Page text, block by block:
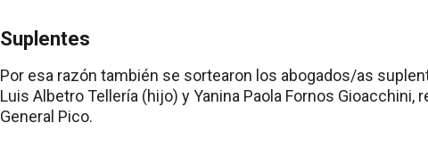
Suplentes
Por esa razón también se sortearon los abogados/as
Luis Albetro Tellería (hijo) y Yanina Paola Fornos
General Pico.